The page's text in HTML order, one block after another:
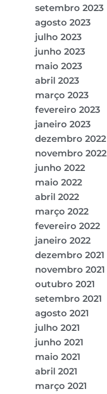
setembro 2023
agosto 2023
julho 2023
junho 2023
maio 2023
abril 2023
março 2023
fevereiro 2023
janeiro 2023
dezembro 2022
novembro 2022
junho 2022
maio 2022
abril 2022
março 2022
fevereiro 2022
janeiro 2022
dezembro 2021
novembro 2021
outubro 2021
setembro 2021
agosto 2021
julho 2021
junho 2021
maio 2021
abril 2021
março 2021